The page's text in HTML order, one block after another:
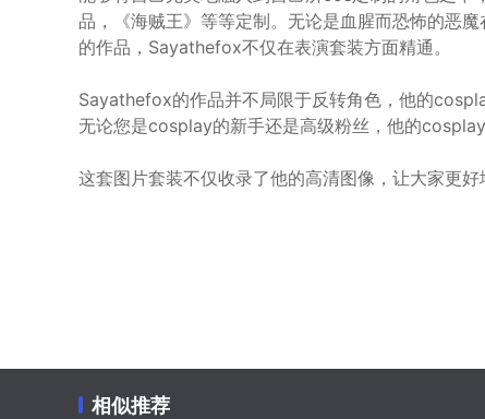
品，《海贼王》等等定制。无论是血腥而恐怖的恶
的作品，Sayathefox不仅在表演套装方面精通。
Sayathefox的作品并不局限于反转角色，他的
无论您是cosplay的新手还是高级粉丝，他的cosplay
这套图片套装不仅收录了他的高清图像，让大家更
相似推荐